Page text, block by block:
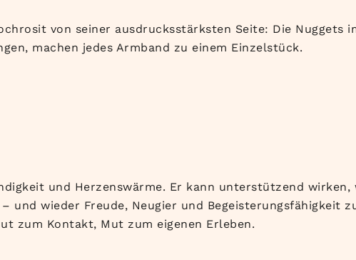
von seiner ausdrucksstärksten Seite: Die Nuggets
machen jedes Armband zu einem Einzelstück.
und Herzenswärme. Er kann unterstützend wirken,
und wieder Freude, Neugier und Begeisterungsfähigkeit
zum Kontakt, Mut zum eigenen Erleben.